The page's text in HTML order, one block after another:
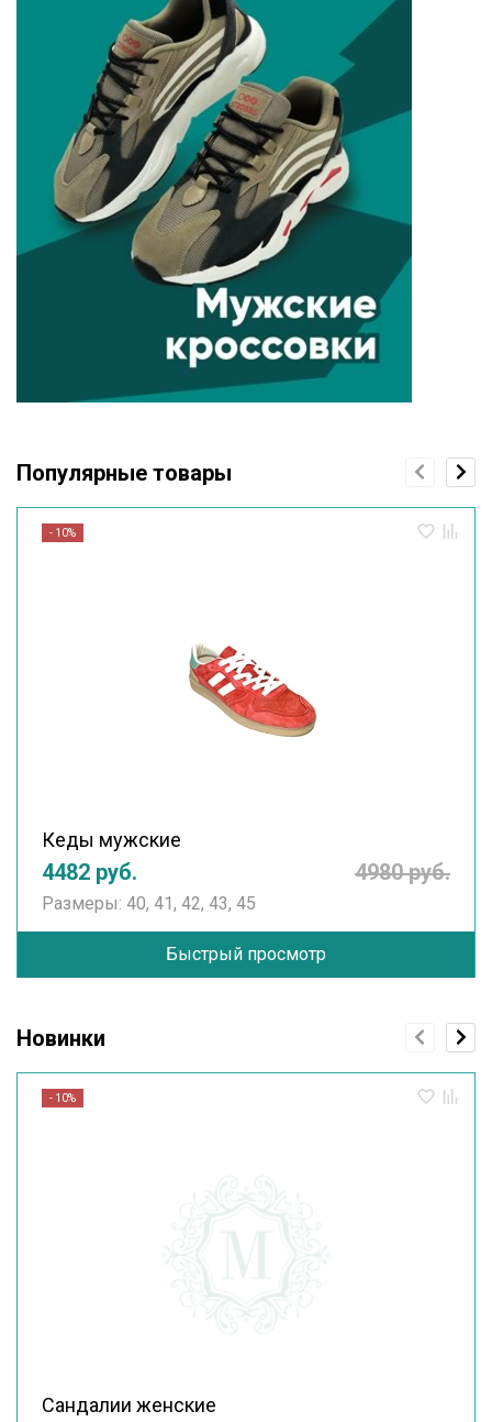
Популярные товары
- 10%
Кеды мужские
4482 руб. 4980 руб.
Размеры: 40, 41, 42, 43, 45
Быстрый просмотр
Новинки
- 10%
Сандалии женские